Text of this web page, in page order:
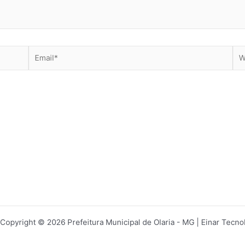
Copyright © 2026 Prefeitura Municipal de Olaria - MG | Einar